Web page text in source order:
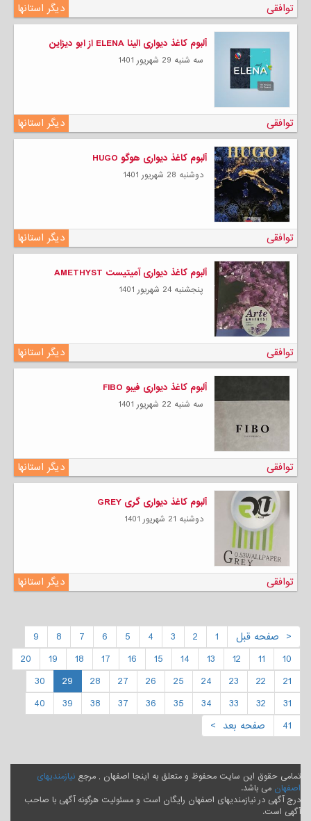
دیگر استانها توافقی
آلبوم کاغذ دیواری الینا ELENA از ابو دیزاین
سه شنبه 29 شهریور 1401
دیگر استانها توافقی
آلبوم کاغذ دیواری هوگو HUGO
دوشنبه 28 شهریور 1401
دیگر استانها توافقی
آلبوم کاغذ دیواری آمیتیست AMETHYST
پنجشنبه 24 شهریور 1401
دیگر استانها توافقی
آلبوم کاغذ دیواری فیبو FIBO
سه شنبه 22 شهریور 1401
دیگر استانها توافقی
آلبوم کاغذ دیواری گری GREY
دوشنبه 21 شهریور 1401
دیگر استانها توافقی
< صفحه قبل 1
2
3
4
5
6
7
8
9
10
11
12
13
14
15
16
17
18
19
20
21
22
23
24
25
26
27
28
29
30
31
32
33
34
35
36
37
38
39
40
41
صفحه بعد >
تمامی حقوق این سایت محفوظ و متعلق به اینجا اصفهان , مرجع نیازمندیهای
اصفهان می باشد.
درج آگهی در نیازمندیهای اصفهان رایگان است و مسئولیت هرگونه آگهی با صاحب
آگهی است.